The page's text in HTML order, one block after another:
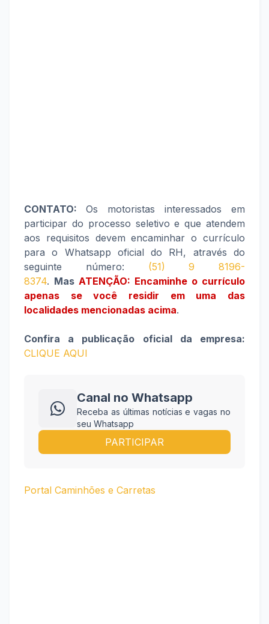
CONTATO: Os motoristas interessados em
participar do processo seletivo e que atendem
aos requisitos devem encaminhar o currículo
para o Whatsapp oficial do RH, através do
seguinte número: (51) 9 8196-
8374. Mas ATENÇÃO: Encaminhe o currículo
apenas se você residir em uma das
localidades mencionadas acima.
Confira a publicação oficial da empresa:
CLIQUE AQUI
Canal no Whatsapp
Receba as últimas notícias e vagas no
seu Whatsapp
PARTICIPAR
Portal Caminhões e Carretas